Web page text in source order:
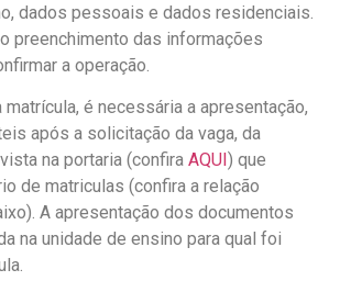
dados pessoais e dados residenciais.
preenchimento das informações
a operação.
matrícula, é necessária a apresentação,
após a solicitação da vaga, da
na portaria (confira AQUI ) que
de matriculas (confira a relação
A apresentação dos documentos
na unidade de ensino para qual foi